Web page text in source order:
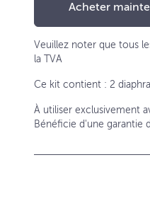
Acheter
Veuillez noter que tous
la TVA
Ce kit contient : 2
À utiliser exclusivement
Bénéficie d'une garantie